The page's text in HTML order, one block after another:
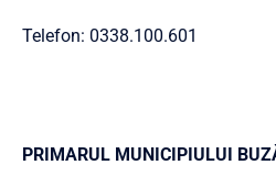
Telefon: 0338.100.601
PRIMARUL MUNICIPIULUI